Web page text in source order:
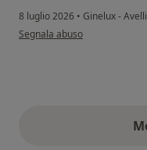
8 luglio 2026 • Ginelux -
secondo l'opinione dell'utente
Segnala abuso